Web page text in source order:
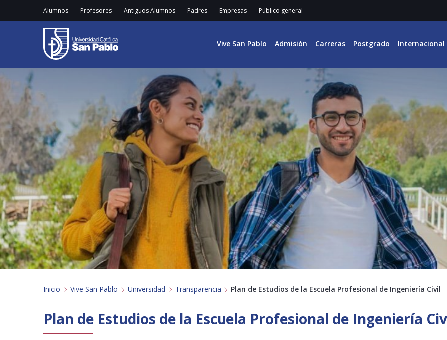
Alumnos Profesores Antiguos Alumnos Padres Empresas Público general
Vive San Pablo Admisión Carreras Postgrado Internacional
Inicio Vive San Pablo Universidad Transparencia Plan de Estudios de la Escuela Profesional de Ingeniería Civil
Plan de Estudios de la Escuela Profesional de Ingeniería